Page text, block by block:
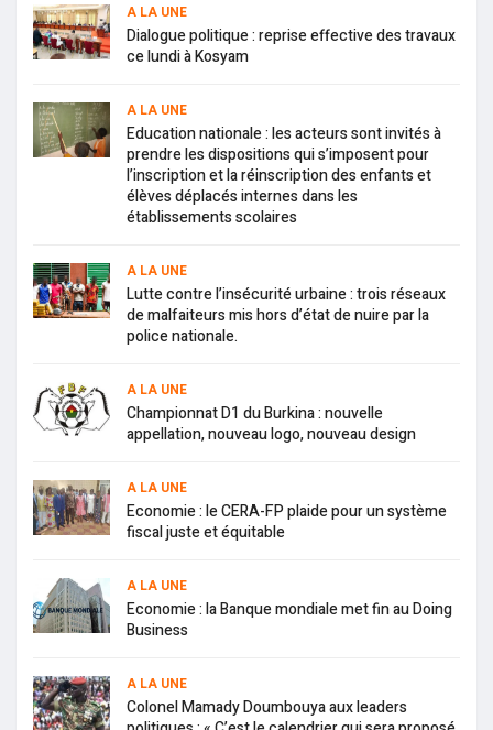
A LA UNE
Dialogue politique : reprise effective des travaux
ce lundi à Kosyam
A LA UNE
Education nationale : les acteurs sont invités à
prendre les dispositions qui s’imposent pour
l’inscription et la réinscription des enfants et
élèves déplacés internes dans les
établissements scolaires
A LA UNE
Lutte contre l’insécurité urbaine : trois réseaux
de malfaiteurs mis hors d’état de nuire par la
police nationale.
A LA UNE
Championnat D1 du Burkina : nouvelle
appellation, nouveau logo, nouveau design
A LA UNE
Economie : le CERA-FP plaide pour un système
fiscal juste et équitable
A LA UNE
Economie : la Banque mondiale met fin au Doing
Business
A LA UNE
Colonel Mamady Doumbouya aux leaders